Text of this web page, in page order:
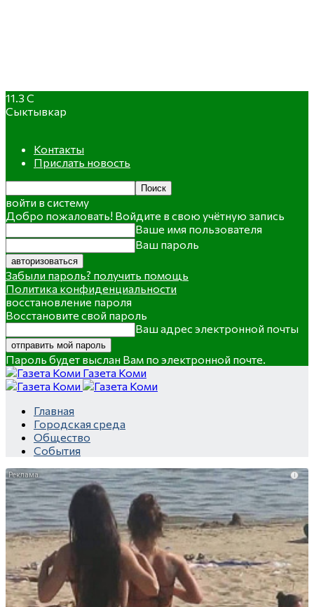
11.3 C
Сыктывкар
Контакты
Прислать новость
войти в систему
Добро пожаловать! Войдите в свою учётную запись
Ваше имя пользователя
Ваш пароль
Забыли пароль? получить помощь
Политика конфиденциальности
восстановление пароля
Восстановите свой пароль
Ваш адрес электронной почты
Пароль будет выслан Вам по электронной почте.
Газета Коми
Главная
Городская среда
Общество
События
i